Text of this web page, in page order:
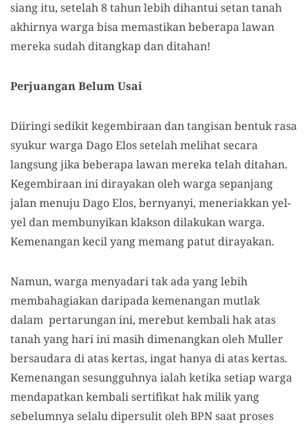
siang itu, setelah 8 tahun lebih dihantui setan tanah
akhirnya warga bisa memastikan beberapa lawan
mereka sudah ditangkap dan ditahan!
Perjuangan Belum Usai
Diiringi sedikit kegembiraan dan tangisan bentuk rasa
syukur warga Dago Elos setelah melihat secara
langsung jika beberapa lawan mereka telah ditahan.
Kegembiraan ini dirayakan oleh warga sepanjang
jalan menuju Dago Elos, bernyanyi, meneriakkan yel-
yel dan membunyikan klakson dilakukan warga.
Kemenangan kecil yang memang patut dirayakan.
Namun, warga menyadari tak ada yang lebih
membahagiakan daripada kemenangan mutlak
dalam pertarungan ini, merebut kembali hak atas
tanah yang hari ini masih dimenangkan oleh Muller
bersaudara di atas kertas, ingat hanya di atas kertas.
Kemenangan sesungguhnya ialah ketika setiap warga
mendapatkan kembali sertifikat hak milik yang
sebelumnya selalu dipersulit oleh BPN saat proses